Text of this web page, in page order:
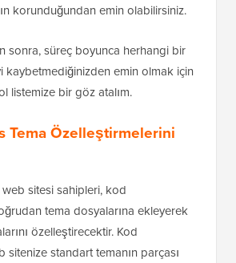
korunduğundan emin olabilirsiniz.
sonra, süreç boyunca herhangi bir
kaybetmediğinizden emin olmak için
listemize bir göz atalım.
Tema Özelleştirmelerini
web sitesi sahipleri, kod
tema dosyalarına ekleyerek
özelleştirecektir. Kod
sitenize standart temanın parçası